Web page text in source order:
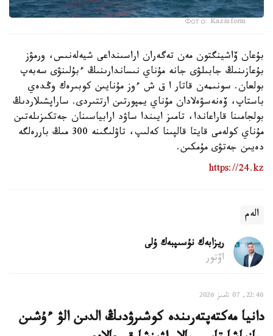
Фото: Kazinform
بۇعان ۆاشينگتون مەن تەگەران اراسىنداعى شيەلەنىس، ورمۋز
بۇعازىنىڭ جابىلۋى جانە مۇناي نىساندارىنىڭ ءبۇلىنۋى سەبەپ
بولعان. سونىمەن قاتار ا ق ش ءوز مۇنايىن كوبىرەك وڭدەي
باستاپ، ۆەنەسۋەلادان مۇناي يمپورتىن ارتتىردى. ساراپشىلاردىڭ
بولجامىنا قاراعاندا، تامىز ايىندا ساۋد ارابياسىنان جەتكىزىلەتىن
مۇناي كولەمى قايتا قالپىنا كەلىپ، تاۋلىگىنە 300 مىڭ باررەلگە
دەيىن جەتۋى مۇمكىن.
https://24.kz
الەم
ريزابەك نۇسىپبەك ۇلى
اۆتور
22:46, 07 تامىز 2026
دانيا مەكتەپتەرىندە كوشىرۋدىڭ الدىن الۋ ءۇشىن